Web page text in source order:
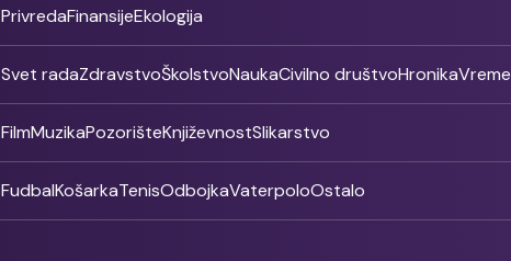
PrivredaFinansijeEkologija
Svet radaZdravstvoŠkolstvoNaukaCivilno društvoHronikaVreme
FilmMuzikaPozorišteKnjiževnostSlikarstvo
FudbalKošarkaTenisOdbojkaVaterpoloOstalo